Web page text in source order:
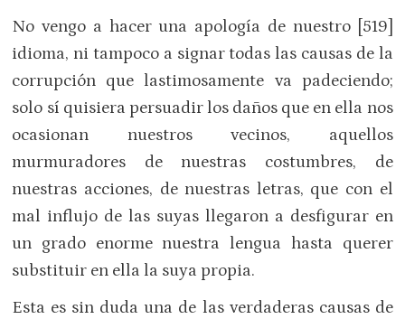
No vengo a hacer una apología de nuestro [519]
idioma, ni tampoco a signar todas las causas de la
corrupción que lastimosamente va padeciendo;
solo sí quisiera persuadir los daños que en ella nos
ocasionan nuestros vecinos, aquellos
murmuradores de nuestras costumbres, de
nuestras acciones, de nuestras letras, que con el
mal influjo de las suyas llegaron a desfigurar en
un grado enorme nuestra lengua hasta querer
substituir en ella la suya propia.
Esta es sin duda una de las verdaderas causas de